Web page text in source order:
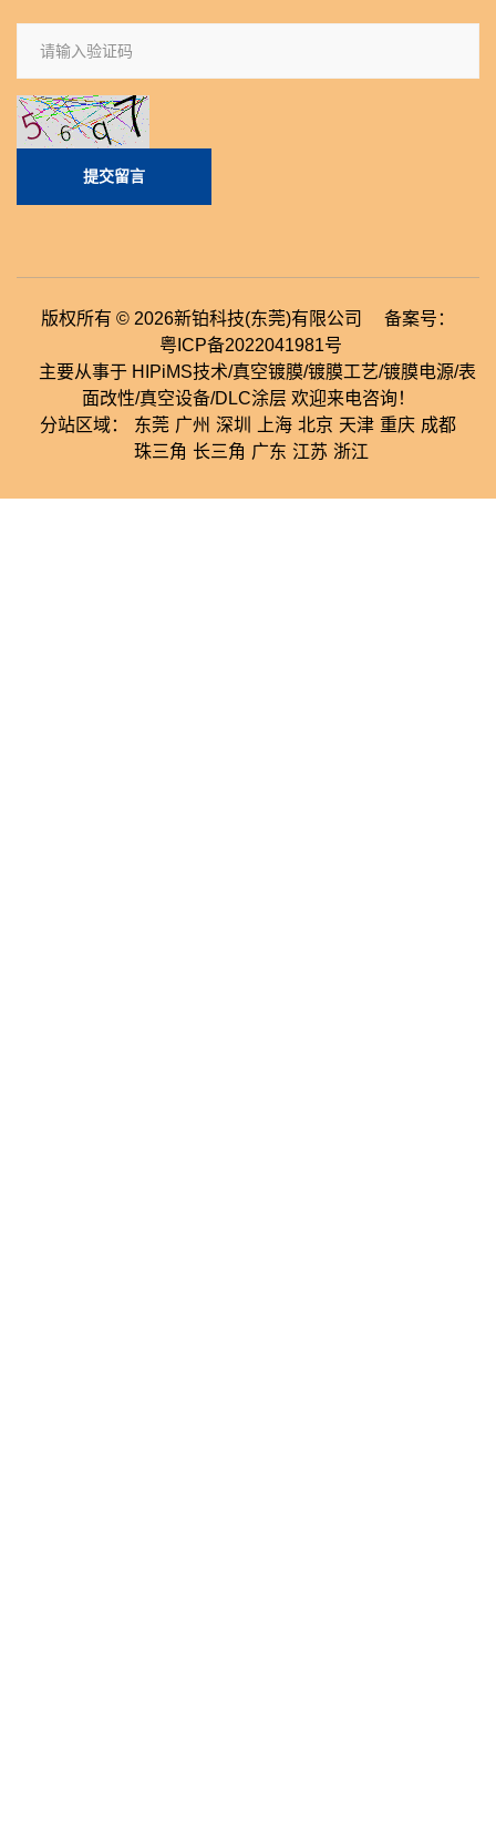
提交留言
版权所有 © 2026新铂科技(东莞)有限公司 备案号：
粤ICP备2022041981号
主要从事于 HIPiMS技术/真空镀膜/镀膜工艺/镀膜电源/表
面改性/真空设备/DLC涂层 欢迎来电咨询！
分站区域：
东莞 广州 深圳 上海 北京 天津 重庆 成都
珠三角 长三角 广东 江苏 浙江